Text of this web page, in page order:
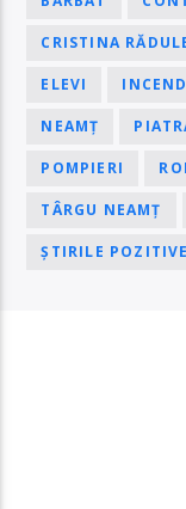
CRISTINA
ELEVI
NEAMȚ
POMPIERI
TÂRGU NEAMȚ
ȘTIRILE